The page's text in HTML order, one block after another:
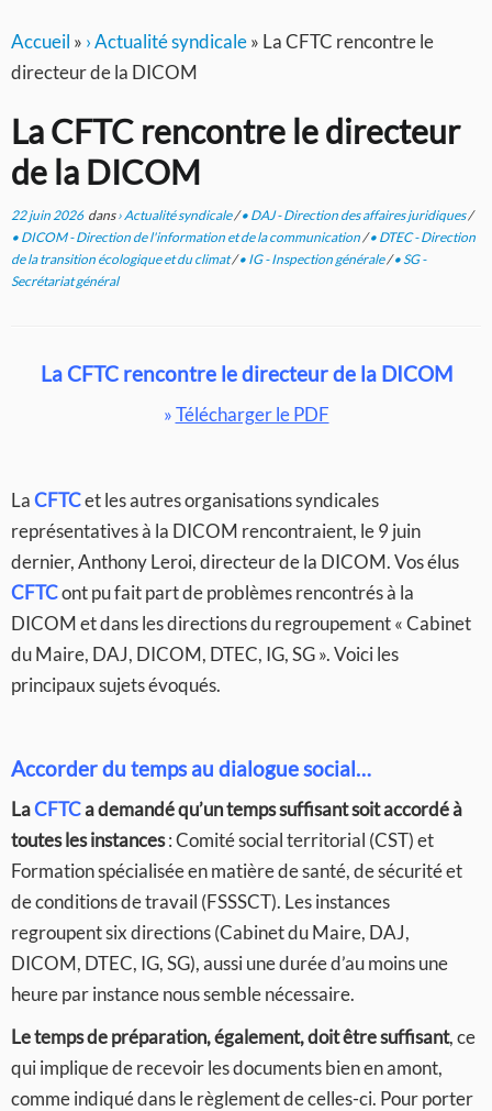
Accueil » › Actualité syndicale» La CFTC rencontre le
directeur de la DICOM
La CFTC rencontre le directeur
de la DICOM
22 juin 2026dans› Actualité syndicale/• DAJ - Direction des affaires juridiques/
• DICOM - Direction de l'information et de la communication/• DTEC - Direction
de la transition écologique et du climat/• IG - Inspection générale/• SG -
Secrétariat général
La CFTC rencontre le directeur de la DICOM
»Télécharger le PDF
LaCFTCet les autres organisations syndicales
représentatives à la DICOM rencontraient, le 9 juin
dernier, Anthony Leroi, directeur de la DICOM. Vos élus
CFTCont pu fait part de problèmes rencontrés à la
DICOM et dans les directions du regroupement « Cabinet
du Maire, DAJ, DICOM, DTEC, IG, SG ». Voici les
principaux sujets évoqués.
Accorder du temps au dialogue social…
LaCFTCa demandé qu’un temps suffisant soit accordé à
toutes les instances: Comité social territorial (CST) et
Formation spécialisée en matière de santé, de sécurité et
de conditions de travail (FSSSCT). Les instances
regroupent six directions (Cabinet du Maire, DAJ,
DICOM, DTEC, IG, SG), aussi une durée d’au moins une
heure par instance nous semble nécessaire.
Le temps de préparation, également, doit être suffisant, ce
qui implique de recevoir les documents bien en amont,
comme indiqué dans le règlement de celles-ci. Pour porter